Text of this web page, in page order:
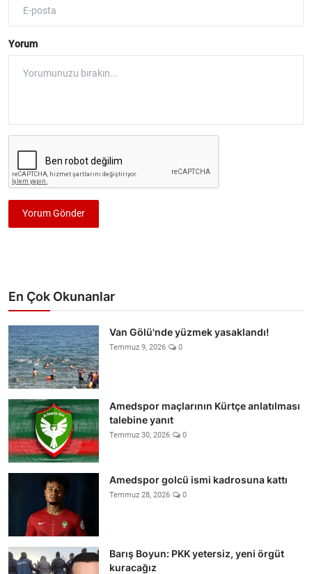
Yorum
Yorum Gönder
En Çok Okunanlar
Van Gölü'nde yüzmek yasaklandı!
Temmuz 9, 2026 0
Amedspor maçlarının Kürtçe anlatılması
talebine yanıt
Temmuz 30, 2026 0
Amedspor golcü ismi kadrosuna kattı
Temmuz 28, 2026 0
Barış Boyun: PKK yetersiz, yeni örgüt
kuracağız